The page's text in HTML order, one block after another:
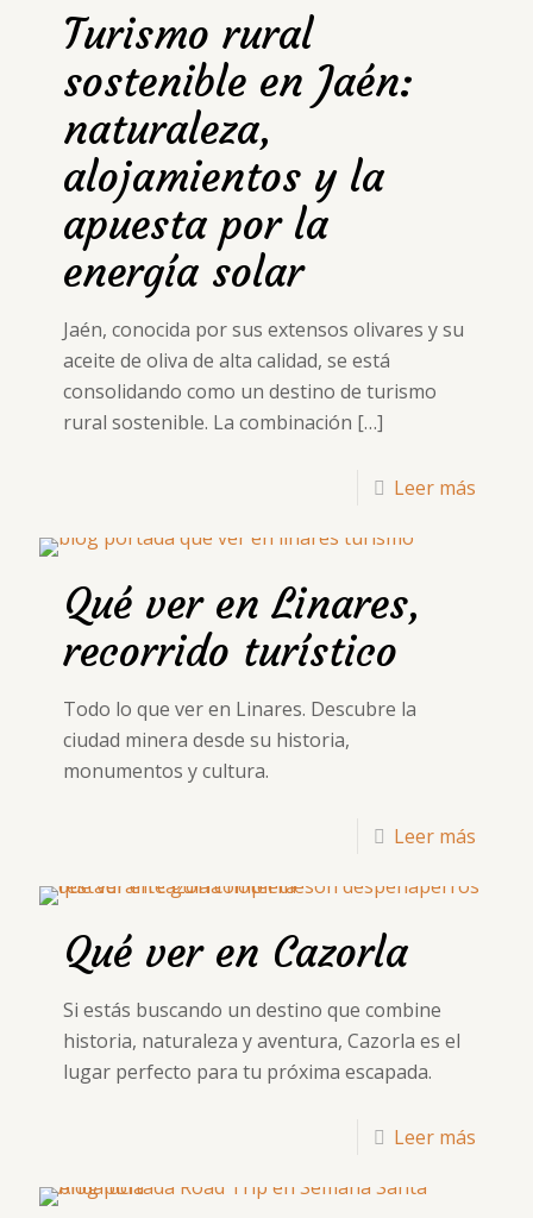
Turismo rural
sostenible en Jaén:
naturaleza,
alojamientos y la
apuesta por la
energía solar
Jaén, conocida por sus extensos olivares y su
aceite de oliva de alta calidad, se está
consolidando como un destino de turismo
rural sostenible. La combinación […]
Leer más
Qué ver en Linares,
recorrido turístico
Todo lo que ver en Linares. Descubre la
ciudad minera desde su historia,
monumentos y cultura.
Leer más
Qué ver en Cazorla
Si estás buscando un destino que combine
historia, naturaleza y aventura, Cazorla es el
lugar perfecto para tu próxima escapada.
Leer más